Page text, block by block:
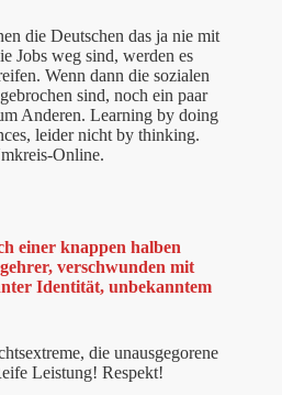
die Deutschen das ja nie mit
Jobs weg sind, werden es
Wenn dann die sozialen
sind, noch ein paar
Anderen. Learning by doing
leider nicht by thinking.
Online.
einer knappen halben
verschwunden mit
Identität, unbekanntem
die unausgegorene
Leistung! Respekt!